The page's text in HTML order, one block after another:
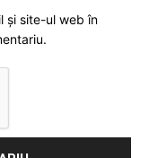
și site-ul web în